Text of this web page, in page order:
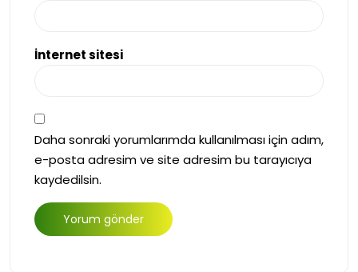
İnternet sitesi
Daha sonraki yorumlarımda kullanılması için adım,
e-posta adresim ve site adresim bu tarayıcıya
kaydedilsin.